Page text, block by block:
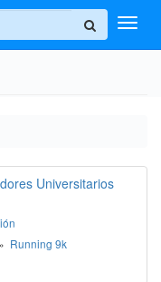
+
Universitarios
» Running 9k